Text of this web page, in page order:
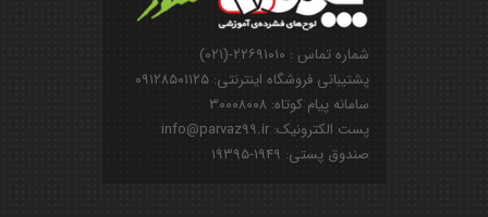
شماره تماس : ۲۲۶۹۱۰۱۰-(۰۲۱)
پشتیبانی فروشگاه اینترنتی: ۰۹۱۲۸۵۰۱۱۲۵
سامانه پیام کوتاه: ۳۰۰۰۸۰۰۸
پست الکترونیک: info@parvaz99.ir
صندوق پستی: ۱۹۴۹-۱۹۳۹۵